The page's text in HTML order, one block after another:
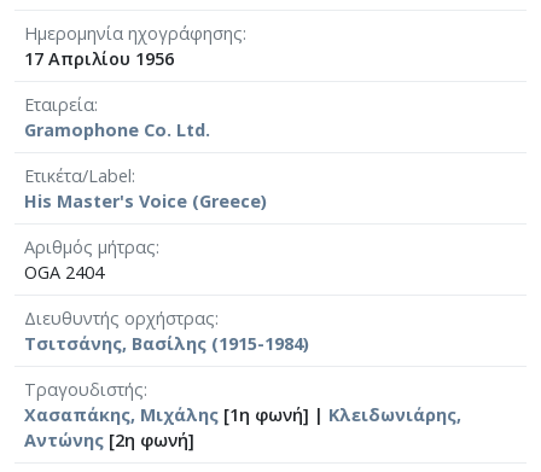
Ημερομηνία ηχογράφησης
17 Απριλίου 1956
Εταιρεία
Gramophone Co. Ltd.
Ετικέτα/Label
His Master's Voice (Greece)
Αριθμός μήτρας
OGA 2404
Διευθυντής ορχήστρας
Τσιτσάνης, Βασίλης (1915-1984)
Τραγουδιστής
Χασαπάκης, Μιχάλης [1η φωνή] | Κλειδωνιάρης,
Αντώνης [2η φωνή]